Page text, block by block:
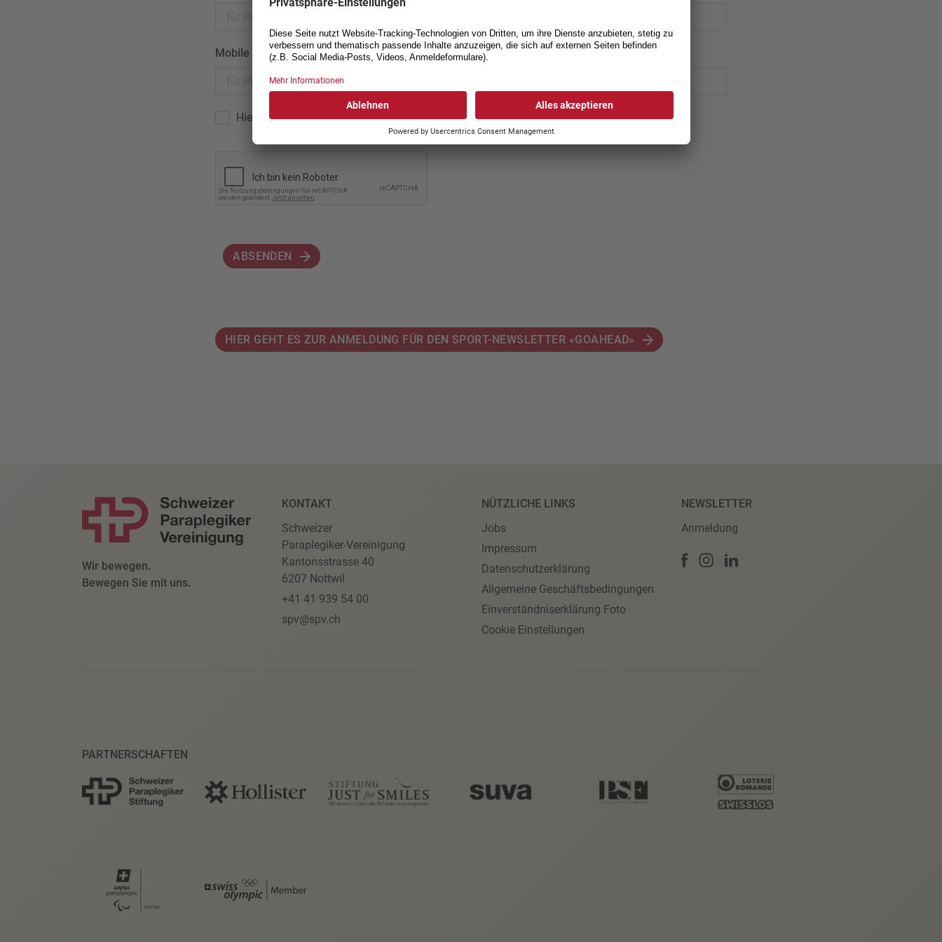
Mobile
Hiermit akzeptiere ich dieAGB *
ABSENDEN
HIER GEHT ES ZUR ANMELDUNG FÜR DEN SPORT-NEWSLETTER «GOAHEAD»
Wir bewegen.
Bewegen Sie mit uns.
KONTAKT
Schweizer
Paraplegiker-Vereinigung
Kantonsstrasse 40
6207 Nottwil
+41 41 939 54 00
spv@spv.ch
NÜTZLICHE LINKS
Jobs
Impressum
Datenschutzerklärung
Allgemeine Geschäftsbedingungen
Einverständniserklärung Foto
Cookie Einstellungen
NEWSLETTER
Anmeldung
PARTNERSCHAFTEN